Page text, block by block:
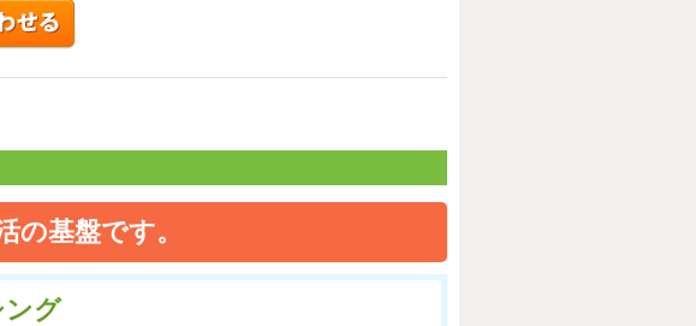
の基盤です。
ング